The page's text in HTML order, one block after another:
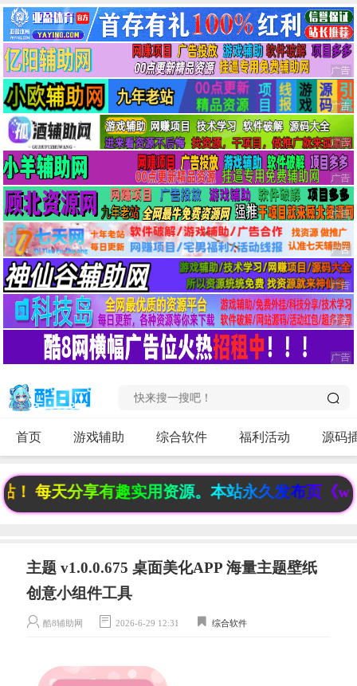
首页 游戏辅助 综合软件 福利活动 源码
每天分享有趣实用资源。本站永久发布页《
主题 v1.0.0.675 桌面美化APP 海量主题壁纸
创意小组件工具
酷8辅助网 2026-6-29 12:31 综合软件